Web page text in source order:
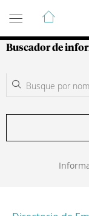
Guía de
Buscador de